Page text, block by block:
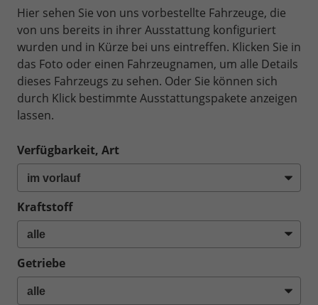
Hier sehen Sie von uns vorbestellte Fahrzeuge, die
von uns bereits in ihrer Ausstattung konfiguriert
wurden und in Kürze bei uns eintreffen. Klicken Sie in
das Foto oder einen Fahrzeugnamen, um alle Details
dieses Fahrzeugs zu sehen. Oder Sie können sich
durch Klick bestimmte Ausstattungspakete anzeigen
lassen.
Verfügbarkeit, Art
Kraftstoff
Getriebe